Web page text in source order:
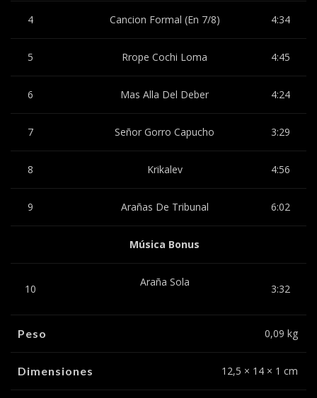
4 Cancion Formal (En 7/8) 4:34
5 Rrope Cochi Loma 4:45
6 Mas Alla Del Deber 4:24
7 Señor Gorro Capucho 3:29
8 Krikalev 4:56
9 Arañas De Tribunal 6:02
Música Bonus
10
Araña Sola
3:32
Peso 0,09 kg
Dimensiones 12,5 × 14 × 1 cm